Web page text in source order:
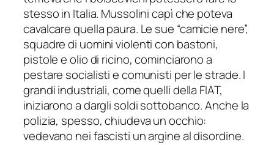
stesso in Italia. Mussolini capì che poteva
cavalcare quella paura. Le sue “camicie nere”,
squadre di uomini violenti con bastoni,
pistole e olio di ricino, cominciarono a
pestare socialisti e comunisti per le strade. I
grandi industriali, come quelli della FIAT,
iniziarono a dargli soldi sottobanco. Anche la
polizia, spesso, chiudeva un occhio:
vedevano nei fascisti un argine al disordine.